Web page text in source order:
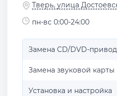
Тверь, улица
пн-вс 0:00-24:00
Замена CD/DVD-
Замена звуковой карты
Установка и настройка